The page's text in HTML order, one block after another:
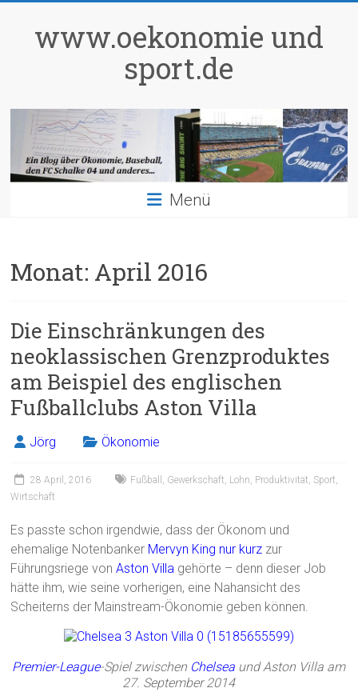
springenwww.oekonomie und
sport.de
Menü
Monat: April 2016
Die Einschränkungen des
neoklassischen Grenzproduktes
am Beispiel des englischen
Fußballclubs Aston Villa
Jörg Ökonomie
28 April, 2016 Fußball , Gewerkschaft, Lohn, Produktivität, Sport,
Wirtschaft
Es passte schon irgendwie, dass der Ökonom und
ehemalige Notenbanker Mervyn King nur kurz zur
Führungsriege vonAston Villa gehörte – denn dieser Job
hätte ihm, wie seine vorherigen, eine Nahansicht des
Scheiterns der Mainstream-Ökonomie geben können.
Premier-League-Spiel zwischen Chelsea und Aston Villa am
27. September 2014